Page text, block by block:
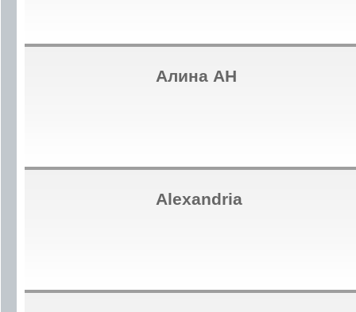
Алина АН
Alexandria